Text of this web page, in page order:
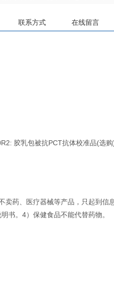
联系方式 在线留言
胶乳包被抗PCT抗体校准品(选
卖药、医疗器械等产品，只起到信
书。4）保健食品不能代替药物。